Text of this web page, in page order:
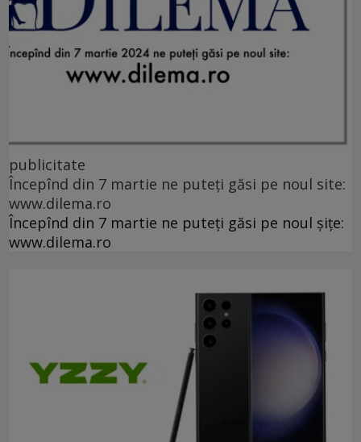
publicitate
Începînd din 7 martie ne puteți găsi pe noul site:
www.dilema.ro
Începînd din 7 martie ne puteți găsi pe noul șițe:
www.dilema.ro